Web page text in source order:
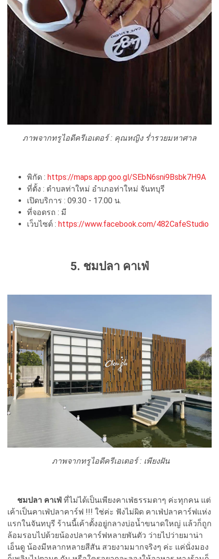
ภาพจากทรูไอดีครีเอเตอร์ : คุณหญิง ร่ำรวยมหาศาล
พิกัด : https://maps.app.goo.gl/SEbN6sni9Bsbk7H9A
ที่ตั้ง : ตำบลท่าใหม่ อำเภอท่าใหม่ จันทบุรี
เปิดบริการ : 09.30 - 17.00 น.
ที่จอดรถ : มี
เว็บไซต์ : https://www.facebook.com/482CafeStudio
5. ชมปลา คาเฟ่
ภาพจากทรูไอดีครีเอเตอร์ : เพียงฝัน
ชมปลา คาเฟ่ ที่ไม่ได้เป็นเพียงคาเฟ่ธรรมดาๆ ค่ะทุกคน แต่
เค้าเป็นคาเฟ่ปลาคาร์ฟ !!! ใช่ค่ะ ฟังไม่ผิด คาเฟ่ปลาคาร์ฟแห่ง
แรกในจันทบุรี ร้านนี้เค้าตั้งอยู่กลางบ่อน้ำขนาดใหญ่ แล้วก็ถูก
ล้อมรอบไปด้วยน้องปลาคาร์ฟหลายพันตัว ว่ายไปว่ายมาน่า
เอ็นดู น้องมีหลากหลายสีสัน สวยงามมากจริงๆ ค่ะ แค่นั่งมอง